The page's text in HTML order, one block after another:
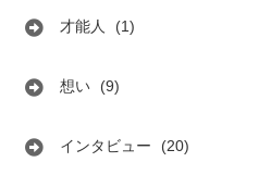
才能人 (1)
想い (9)
インタビュー (20)